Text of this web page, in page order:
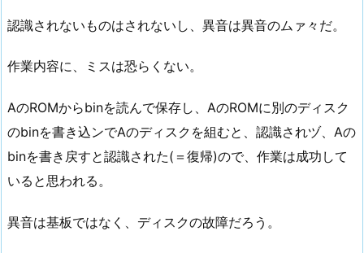
認識されないものはされないし、異音は異音のムァ々だ。
作業内容に、ミスは恐らくない。
AのROMからbinを読んで保存し、AのROMに別のディスク
のbinを書き込ンでAのディスクを組むと、認識されヅ、Aの
binを書き戻すと認識された(＝復帰)ので、作業は成功して
いると思われる。
異音は基板ではなく、ディスクの故障だろう。